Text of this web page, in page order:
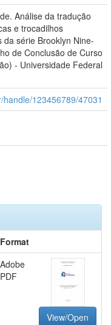
Análise da tradução
e trocadilhos
série Brooklyn Nine-
de Conclusão de Curso
- Universidade Federal
123456789/47031
Format
Adobe
PDF
View/Open